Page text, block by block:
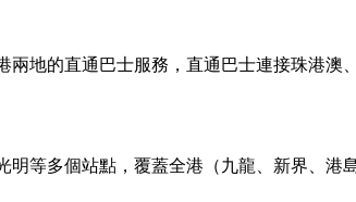
地的直通巴士服務，直通巴士連接珠港澳
等多個站點，覆蓋全港（九龍、新界、